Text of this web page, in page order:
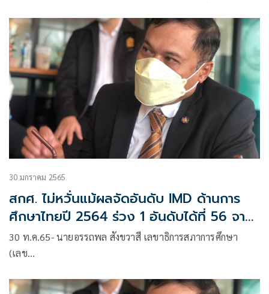
30 มกราคม 2565
สกศ. ไม่หวั่นแม้ผลจัดอันดับ IMD ด้านการ
ศึกษาไทยปี 2564 ร่วง 1 อันดับได้ที่ 56 จาก
64 ประเทศ
30 ท.ค.65- นายอรรถพล สังขวาสี เลขาธิการสภาการศึกษา
(เลข…